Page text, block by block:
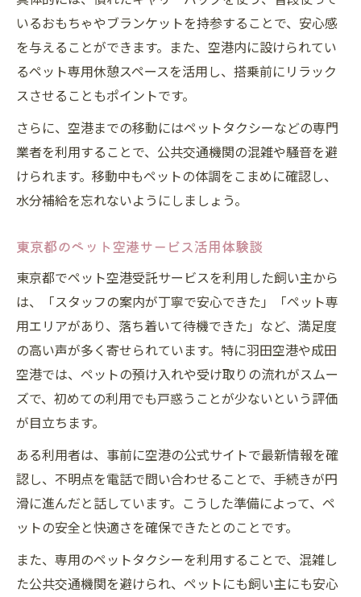
いるおもちゃやブランケットを持参することで、安心感
を与えることができます。また、空港内に設けられてい
るペット専用休憩スペースを活用し、搭乗前にリラック
スさせることもポイントです。
さらに、空港までの移動にはペットタクシーなどの専門
業者を利用することで、公共交通機関の混雑や騒音を避
けられます。移動中もペットの体調をこまめに確認し、
水分補給を忘れないようにしましょう。
東京都のペット空港サービス活用体験談
東京都でペット空港受託サービスを利用した飼い主から
は、「スタッフの案内が丁寧で安心できた」「ペット専
用エリアがあり、落ち着いて待機できた」など、満足度
の高い声が多く寄せられています。特に羽田空港や成田
空港では、ペットの預け入れや受け取りの流れがスムー
ズで、初めての利用でも戸惑うことが少ないという評価
が目立ちます。
ある利用者は、事前に空港の公式サイトで最新情報を確
認し、不明点を電話で問い合わせることで、手続きが円
滑に進んだと話しています。こうした準備によって、ペ
ットの安全と快適さを確保できたとのことです。
また、専用のペットタクシーを利用することで、混雑し
た公共交通機関を避けられ、ペットにも飼い主にも安心